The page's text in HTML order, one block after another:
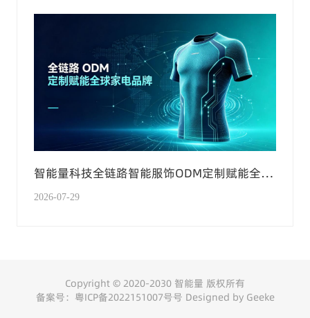
智能量科技全链路智能服饰ODM定制赋能全球
家电品牌
2026-07-29
Copyright © 2020-2030 智能量 版权所有
备案号： 粤ICP备2022151007号号 Designed by Geeke